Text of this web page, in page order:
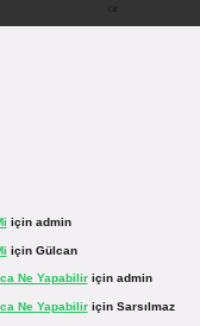
için admin
için Gülcan
Ne Yapabiliriçin admin
Ne Yapabiliriçin Sarsılmaz